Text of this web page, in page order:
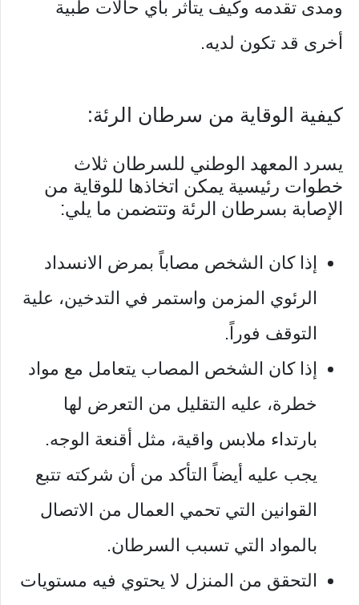
ومدى تقدمه وكيف يتأثر بأي حالات طبية
أخرى قد تكون لديه.
كيفية الوقاية من سرطان الرئة:
يسرد المعهد الوطني للسرطان ثلاث
خطوات رئيسية يمكن اتخاذها للوقاية من
الإصابة بسرطان الرئة وتتضمن ما يلي:
إذا كان الشخص مصاباً بمرض الانسداد
الرئوي المزمن واستمر في التدخين، علية
التوقف فوراً.
إذا كان الشخص المصاب يتعامل مع مواد
خطرة، عليه التقليل من التعرض لها
بارتداء ملابس واقية، مثل أقنعة الوجه.
يجب عليه أيضاً التأكد من أن شركته تتبع
القوانين التي تحمي العمال من الاتصال
بالمواد التي تسبب السرطان.
التحقق من المنزل لا يحتوي فيه مستويات